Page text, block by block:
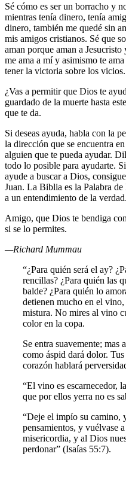
Sé cómo es ser un borracho y
mientras tenía dinero, tenía
dinero, también me quedé sin
mis amigos cristianos. Sé que
aman porque aman a
me ama a mí y asimismo te
tener la victoria sobre los vicios.
¿Vas a permitir que Dios te
guardado de la muerte hasta
que te da.
Si deseas ayuda, habla con la
la dirección que se encuentra
alguien que te pueda ayudar.
todo lo posible para ayudarte.
ayude a buscar a Dios,
Juan. La Biblia es la Palabra
a un entendimiento de la verdad.
Amigo, que Dios te bendiga
si se lo permites.
—Richard Mummau
“¿Para quién será el ay?
rencillas? ¿Para quién las
balde? ¿Para quién lo
detienen mucho en el
mistura. No mires al vino
color en la copa.
Se entra suavemente;
como áspid dará dolor.
corazón hablará
“El vino es escarnecedor,
que por ellos yerra no es
“Deje el impío su camino,
pensamientos, y vuélvase
misericordia, y al Dios
perdonar” (Isaías 55:7).